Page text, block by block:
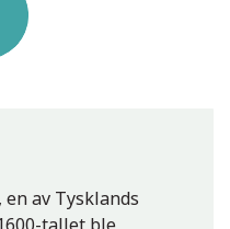
av Tysklands